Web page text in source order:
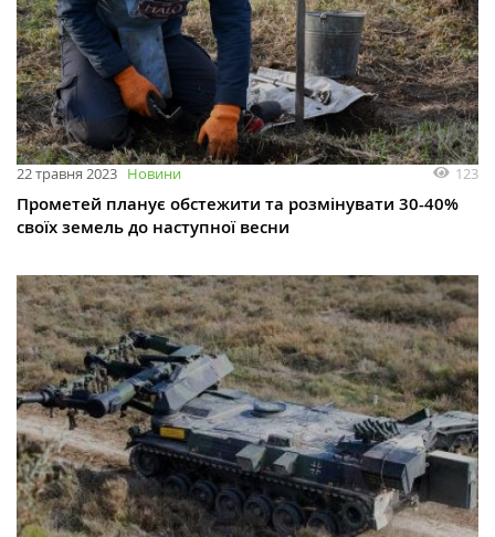
22 травня 2023 Новини 123
Прометей планує обстежити та розмінувати 30-40%
своїх земель до наступної весни